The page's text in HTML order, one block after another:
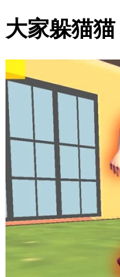
大家躲猫猫